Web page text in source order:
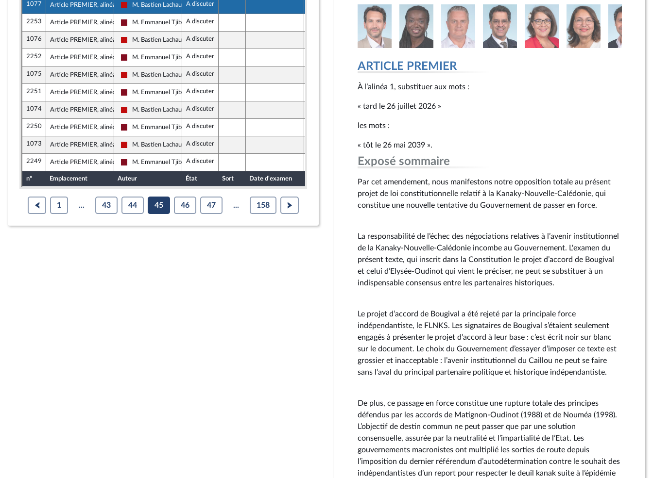
1077 Article PREMIER, alinéa 1
La France insoumise - Nouveau Front Populaire
M. Bastien Lachaud A discuter
2253 Article PREMIER, alinéa 1
Gauche Démocrate et Républicaine
M. Emmanuel TjibaouA discuter
1076 Article PREMIER, alinéa 1
La France insoumise - Nouveau Front Populaire
M. Bastien Lachaud A discuter
2252 Article PREMIER, alinéa 1
Gauche Démocrate et Républicaine
M. Emmanuel TjibaouA discuter
1075 Article PREMIER, alinéa 1
La France insoumise - Nouveau Front Populaire
M. Bastien Lachaud A discuter
2251 Article PREMIER, alinéa 1
Gauche Démocrate et Républicaine
M. Emmanuel TjibaouA discuter
1074 Article PREMIER, alinéa 1
La France insoumise - Nouveau Front Populaire
M. Bastien Lachaud A discuter
2250 Article PREMIER, alinéa 1
Gauche Démocrate et Républicaine
M. Emmanuel TjibaouA discuter
1073 Article PREMIER, alinéa 1
La France insoumise - Nouveau Front Populaire
M. Bastien Lachaud A discuter
2249 Article PREMIER, alinéa 1
Gauche Démocrate et Républicaine
M. Emmanuel TjibaouA discuter
n° Emplacement Auteur État Sort Date d'examen
1 ... 43 44 45 46 47 ... 158
ARTICLE PREMIER
À l’alinéa 1, substituer aux mots :
« tard le 26 juillet 2026 »
les mots :
« tôt le 26 mai 2039 ».
Exposé sommaire
Par cet amendement, nous manifestons notre opposition totale au présent
projet de loi constitutionnelle relatif à la Kanaky-Nouvelle-Calédonie, qui
constitue une nouvelle tentative du Gouvernement de passer en force.
La responsabilité de l’échec des négociations relatives à l’avenir institutionnel
de la Kanaky-Nouvelle-Calédonie incombe au Gouvernement. L'examen du
présent texte, qui inscrit dans la Constitution le projet d’accord de Bougival
et celui d’Elysée-Oudinot qui vient le préciser, ne peut se substituer à un
indispensable consensus entre les partenaires historiques.
Le projet d’accord de Bougival a été rejeté par la principale force
indépendantiste, le FLNKS. Les signataires de Bougival s’étaient seulement
engagés à présenter le projet d’accord à leur base : c’est écrit noir sur blanc
sur le document. Le choix du Gouvernement d’essayer d’imposer ce texte est
grossier et inacceptable : l’avenir institutionnel du Caillou ne peut se faire
sans l’aval du principal partenaire politique et historique indépendantiste.
De plus, ce passage en force constitue une rupture totale des principes
défendus par les accords de Matignon-Oudinot (1988) et de Nouméa (1998).
L’objectif de destin commun ne peut passer que par une solution
consensuelle, assurée par la neutralité et l’impartialité de l’Etat. Les
gouvernements macronistes ont multiplié les sorties de route depuis
l’imposition du dernier référendum d’autodétermination contre le souhait des
indépendantistes d’un report pour respecter le deuil kanak suite à l’épidémie